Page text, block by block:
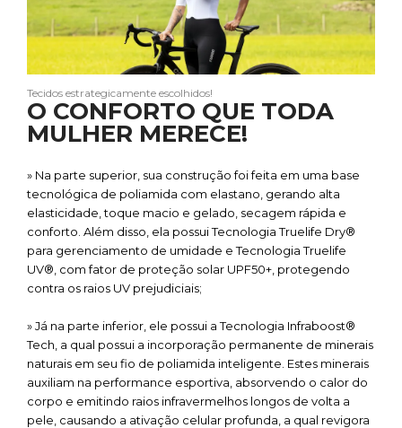
Tecidos estrategicamente escolhidos!
O CONFORTO QUE TODA
MULHER MERECE!
» Na parte superior, sua construção foi feita em uma base
tecnológica de poliamida com elastano, gerando alta
elasticidade, toque macio e gelado, secagem rápida e
conforto. Além disso, ela possui Tecnologia Truelife Dry®
para gerenciamento de umidade e Tecnologia Truelife
UV®, com fator de proteção solar UPF50+, protegendo
contra os raios UV prejudiciais;
» Já na parte inferior, ele possui a Tecnologia Infraboost®
Tech, a qual possui a incorporação permanente de minerais
naturais em seu fio de poliamida inteligente. Estes minerais
auxiliam na performance esportiva, absorvendo o calor do
corpo e emitindo raios infravermelhos longos de volta a
pele, causando a ativação celular profunda, a qual revigora